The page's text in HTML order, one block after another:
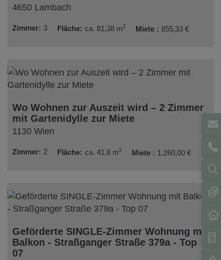
4650 Lambach
Zimmer 3 Fläche ca. 81,38 m2 Miete 855,33 €
Wo Wohnen zur Auszeit wird – 2 Zimmer
mit Gartenidylle zur Miete
1130 Wien
Zimmer 2 Fläche ca. 41,8 m2 Miete 1.260,00 €
Geförderte SINGLE-Zimmer Wohnung mit
Balkon - Straßganger Straße 379a - Top
07